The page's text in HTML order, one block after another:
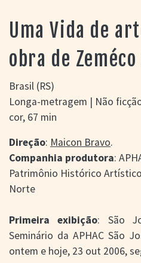
CINEMA GAÚCHO
> APRESENTAÇÃO
> BUSCA AVANÇADA
> FILMOGRAFIAS DE
CINEASTAS
> DISCOGRAFIAS
> BIBLIOGRAFIAS
CONTATO E
LOCALIZAÇÃO
Uma Vida de
obra de Zeméco
Brasil (RS)
Longa-metragem | Não
cor, 67 min
Direção: Maicon Bravo.
Companhia produtora:
Patrimônio Histórico
Norte
Primeira exibição: São
Seminário da APHAC São
ontem e hoje, 23 out 2006,